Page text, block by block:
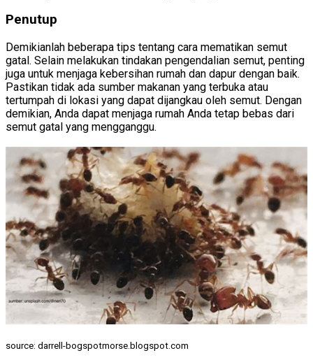
Penutup
Demikianlah beberapa tips tentang cara mematikan semut
gatal. Selain melakukan tindakan pengendalian semut, penting
juga untuk menjaga kebersihan rumah dan dapur dengan baik.
Pastikan tidak ada sumber makanan yang terbuka atau
tertumpah di lokasi yang dapat dijangkau oleh semut. Dengan
demikian, Anda dapat menjaga rumah Anda tetap bebas dari
semut gatal yang mengganggu.
source: darrell-bogspotmorse.blogspot.com